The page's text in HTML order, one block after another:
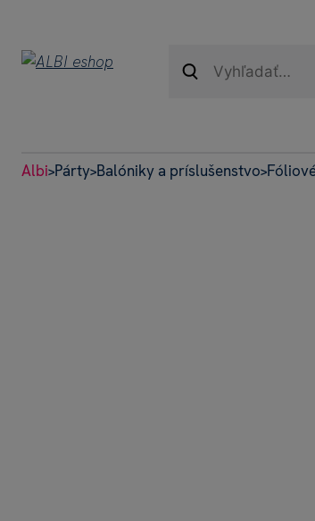
Albi>Párty>Balóniky a príslušenstvo>